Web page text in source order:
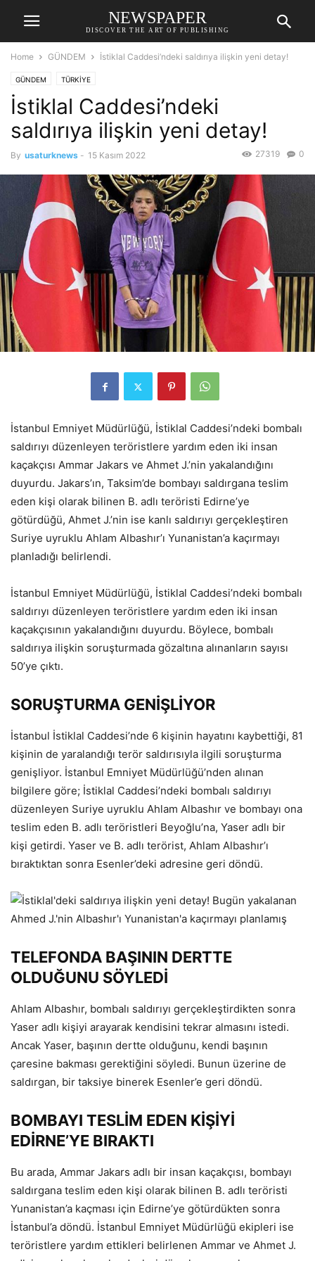
NEWSPAPER
DISCOVER THE ART OF PUBLISHING
Home GÜNDEM İstiklal Caddesi’ndeki saldırıya ilişkin yeni detay!
GÜNDEM TÜRKİYE
İstiklal Caddesi’ndeki
saldırıya ilişkin yeni detay!
By usaturknews - 15 Kasım 2022 0
27319
İstanbul Emniyet Müdürlüğü, İstiklal Caddesi’ndeki bombalı
saldırıyı düzenleyen teröristlere yardım eden iki insan
kaçakçısı Ammar Jakars ve Ahmet J.’nin yakalandığını
duyurdu. Jakars’ın, Taksim’de bombayı saldırgana teslim
eden kişi olarak bilinen B. adlı teröristi Edirne’ye
götürdüğü, Ahmet J.’nin ise kanlı saldırıyı gerçekleştiren
Suriye uyruklu Ahlam Albashır’ı Yunanistan’a kaçırmayı
planladığı belirlendi.
İstanbul Emniyet Müdürlüğü, İstiklal Caddesi’ndeki bombalı
saldırıyı düzenleyen teröristlere yardım eden iki insan
kaçakçısının yakalandığını duyurdu. Böylece, bombalı
saldırıya ilişkin soruşturmada gözaltına alınanların sayısı
50’ye çıktı.
SORUŞTURMA GENİŞLİYOR
İstanbul İstiklal Caddesi’nde 6 kişinin hayatını kaybettiği, 81
kişinin de yaralandığı terör saldırısıyla ilgili soruşturma
genişliyor. İstanbul Emniyet Müdürlüğü’nden alınan
bilgilere göre; İstiklal Caddesi’ndeki bombalı saldırıyı
düzenleyen Suriye uyruklu Ahlam Albashır ve bombayı ona
teslim eden B. adlı teröristleri Beyoğlu’na, Yaser adlı bir
kişi getirdi. Yaser ve B. adlı terörist, Ahlam Albashır’ı
bıraktıktan sonra Esenler’deki adresine geri döndü.
TELEFONDA BAŞININ DERTTE
OLDUĞUNU SÖYLEDİ
Ahlam Albashır, bombalı saldırıyı gerçekleştirdikten sonra
Yaser adlı kişiyi arayarak kendisini tekrar almasını istedi.
Ancak Yaser, başının dertte olduğunu, kendi başının
çaresine bakması gerektiğini söyledi. Bunun üzerine de
saldırgan, bir taksiye binerek Esenler’e geri döndü.
BOMBAYI TESLİM EDEN KİŞİYİ
EDİRNE’YE BIRAKTI
Bu arada, Ammar Jakars adlı bir insan kaçakçısı, bombayı
saldırgana teslim eden kişi olarak bilinen B. adlı teröristi
Yunanistan’a kaçması için Edirne’ye götürdükten sonra
İstanbul’a döndü. İstanbul Emniyet Müdürlüğü ekipleri ise
teröristlere yardım ettikleri belirlenen Ammar ve Ahmet J.